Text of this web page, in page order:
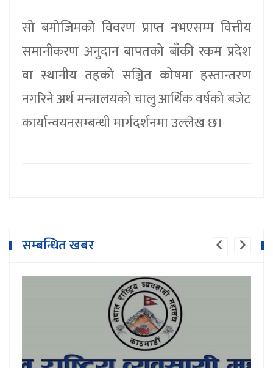
सो बमोजिमको विवरण प्राप्त नभएसम्म वित्तीय
समानीकरण अनुदान बापतको बाँकी रकम प्रदेश
वा स्थानीय तहको सञ्चित कोषमा हस्तान्तरण
नगरिने अर्थ मन्त्रालयको चालु आर्थिक वर्षको बजेट
कार्यान्वयनसम्बन्धी मार्गदर्शनमा उल्लेख छ।
सम्बन्धित खबर